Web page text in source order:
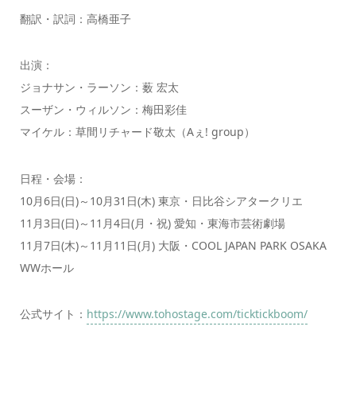
翻訳・訳詞：高橋亜子
出演：
ジョナサン・ラーソン：薮 宏太
スーザン・ウィルソン：梅田彩佳
マイケル：草間リチャード敬太（Aぇ! group）
日程・会場：
10月6日(日)～10月31日(木) 東京・日比谷シアタークリエ
11月3日(日)～11月4日(月・祝) 愛知・東海市芸術劇場
11月7日(木)～11月11日(月) 大阪・COOL JAPAN PARK OSAKA
WWホール
公式サイト： https://www.tohostage.com/ticktickboom/